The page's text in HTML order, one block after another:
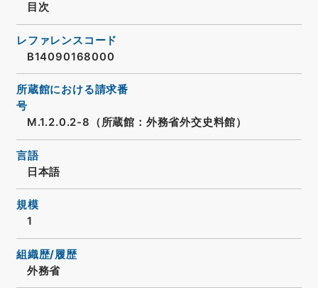
目次
レファレンスコード
B14090168000
所蔵館における請求番
号
M.1.2.0.2-8（所蔵館：外務省外交史料館）
言語
日本語
規模
1
組織歴/履歴
外務省